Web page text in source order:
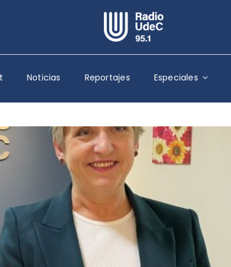
Escuchar Radio UdeC en vivo
Quiénes Somos
Programación
Podcast
Noticias
Reportajes
Columnas
Música Clásica
Especiales
Noticias Reportajes Especiales